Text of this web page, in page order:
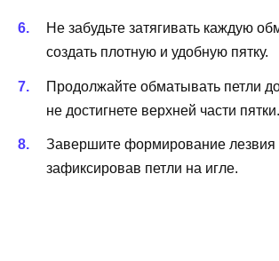
Не забудьте затягивать каждую
создать плотную и удобную пятку.
Продолжайте обматывать петли
не достигнете верхней части пятки.
Завершите формирование лезвия
зафиксировав петли на игле.